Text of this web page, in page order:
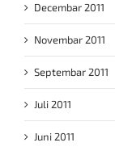
Decembar 2011
Novembar 2011
Septembar 2011
Juli 2011
Juni 2011